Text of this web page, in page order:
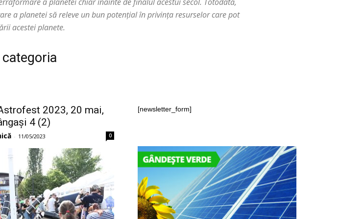
a planetei să releve un bun potențial în privința resurselor care pot
acestei planete.
2023, 20 mai,
4 (2)
- 11/05/2023 0
[newsletter_form]